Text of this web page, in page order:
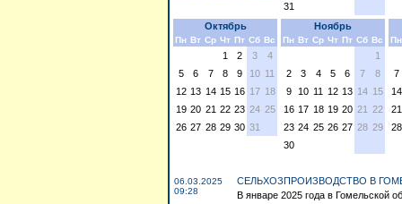
31
Октябрь
Пн Вт Ср Чт Пт Сб Вс
1 2 3
4
5
6 7 8 9 10 11
12 13 14 15 16 17 18
19 20 21 22 23 24 25
26 27 28 29 30 31
Ноябрь
Пн Вт Ср Чт Пт Сб Вс
1
2
3 4 5 6 7
8
9
10 11 12 13 14 15
16 17 18 19 20 21 22
23 24 25 26 27 28 29
30
Пн
7
14
21
28
06.03.2025
09:28
СЕЛЬХОЗПРОИЗВОДСТВО В
В январе 2025 года в Гомельской